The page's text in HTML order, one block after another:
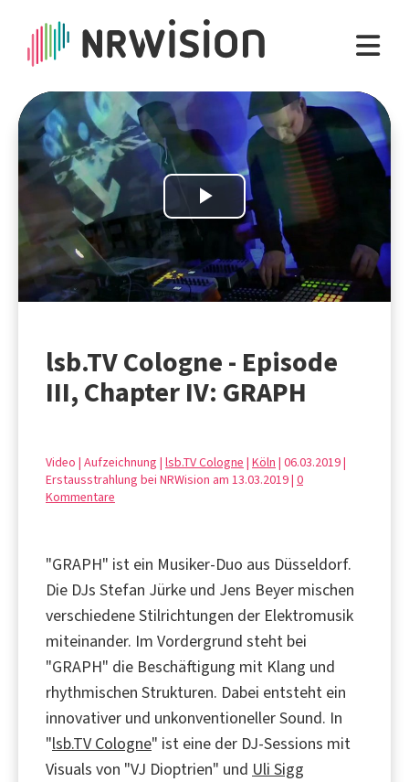
Play
Video
lsb.TV Cologne - Episode
III, Chapter IV: GRAPH
Video | Aufzeichnung | lsb.TV Cologne | Köln | 06.03.2019 |
Erstausstrahlung bei NRWision am 13.03.2019 | 0
Kommentare
"GRAPH" ist ein Musiker-Duo aus Düsseldorf.
Die DJs Stefan Jürke und Jens Beyer mischen
verschiedene Stilrichtungen der Elektromusik
miteinander. Im Vordergrund steht bei
"GRAPH" die Beschäftigung mit Klang und
rhythmischen Strukturen. Dabei entsteht ein
innovativer und unkonventioneller Sound. In
"lsb.TV Cologne" ist eine der DJ-Sessions mit
Visuals von "VJ Dioptrien" und Uli Sigg